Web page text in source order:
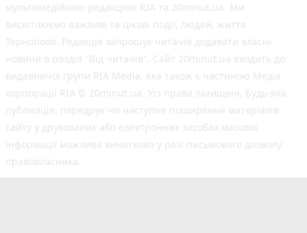
мультимедійною редакцією RIA та 20minut.ua. Ми
висвітлюємо важливі та цікаві події, людей, життя
Тернополя. Редакція запрошує читачів додавати власні
новини в розділ "Від читачів". Сайт 20minut.ua входить до
видавничої групи RIA Media, яка також є частиною Медіа
корпорації RIA © 20minut.ua. Усі права захищені. Будь-яка
публiкацiя, передрук чи наступне поширення матеріалів
сайту у друкованих або електронних засобах масової
інформації можлива винятково у разі письмового дозволу
правовласника.